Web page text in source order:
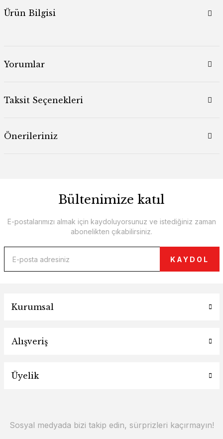
Ürün Bilgisi
Yorumlar
Taksit Seçenekleri
Önerileriniz
Bültenimize katıl
E-postalarımızı almak için kaydoluyorsunuz ve istediğiniz zaman
abonelikten çıkabilirsiniz.
KAYDOL
Kurumsal
Alışveriş
Üyelik
Sosyal medyada bizi takip edin, sürprizleri kaçırmayın!